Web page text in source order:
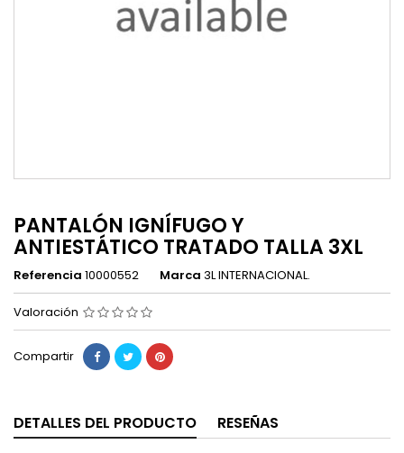
PANTALÓN IGNÍFUGO Y
ANTIESTÁTICO TRATADO TALLA 3XL
Referencia 10000552 Marca 3L INTERNACIONAL.
Valoración
Compartir
DETALLES DEL PRODUCTO RESEÑAS